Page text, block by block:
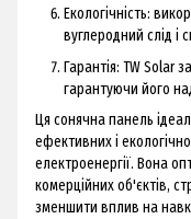
Екологічність:
вуглеродний слід і
Гарантія: TW Solar
гарантуючи його
Ця сонячна панель
ефективних і
електроенергії. Вона
комерційних об'єктів,
зменшити вплив на